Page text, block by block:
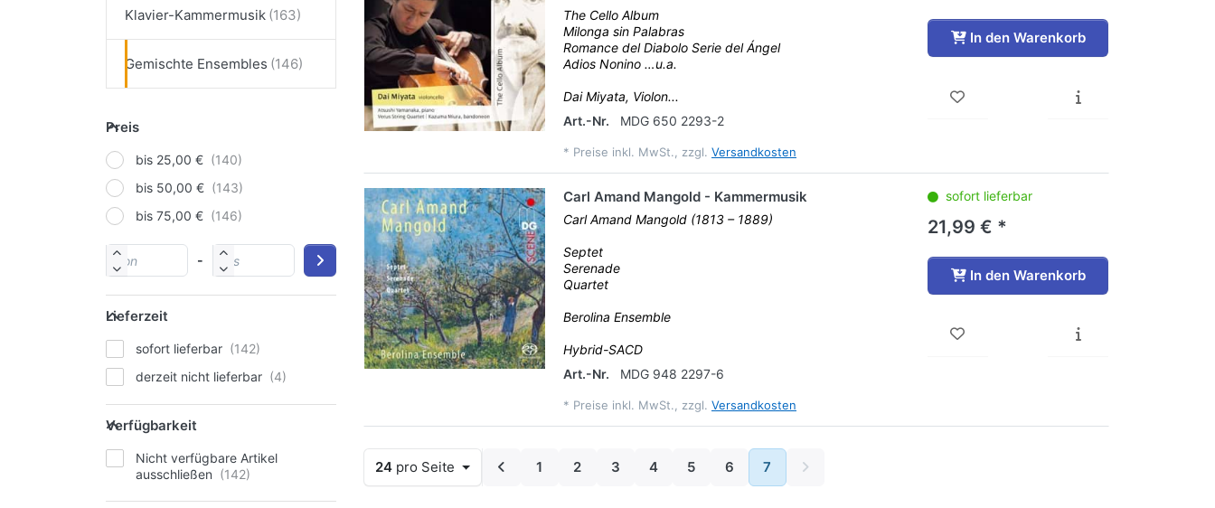
Klavier-Kammermusik
Gemischte Ensembles
Preis
bis 25,00 €
bis 50,00 €
bis 75,00 €
-
Lieferzeit
sofort lieferbar
derzeit nicht lieferbar
Verfügbarkeit
Nicht verfügbare Artikel
ausschließen
The Cello Album
Milonga sin Palabras
Romance del Diabolo Serie del Ángel
Adios Nonino …u.a.
Dai Miyata, Violon...
Art.-Nr.
MDG 650 2293-2
* Preise inkl. MwSt., zzgl. Versandkosten
In den Warenkorb
Carl Amand Mangold - Kammermusik
Carl Amand Mangold (1813 – 1889)
Septet
Serenade
Quartet
Berolina Ensemble
Hybrid-SACD
Art.-Nr.
MDG 948 2297-6
* Preise inkl. MwSt., zzgl. Versandkosten
sofort lieferbar
21,99 € *
In den Warenkorb
24 pro Seite 1 2 3 4 5 6 7